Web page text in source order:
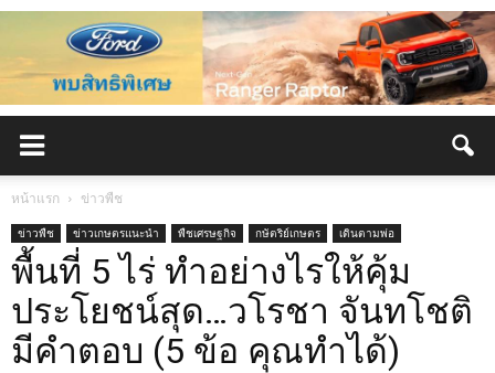
หน้าแรก ข่าวพืช
ข่าวพืช ข่าวเกษตรแนะนำ พืชเศรษฐกิจ กษัตริย์เกษตร เดินตามพ่อ
พื้นที่ 5 ไร่ ทำอย่างไรให้คุ้ม
ประโยชน์สุด…วโรชา จันทโชติ
มีคำตอบ (5 ข้อ คุณทำได้)